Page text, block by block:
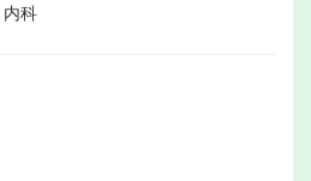
内科